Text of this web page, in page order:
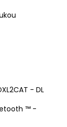
- DL
™ -